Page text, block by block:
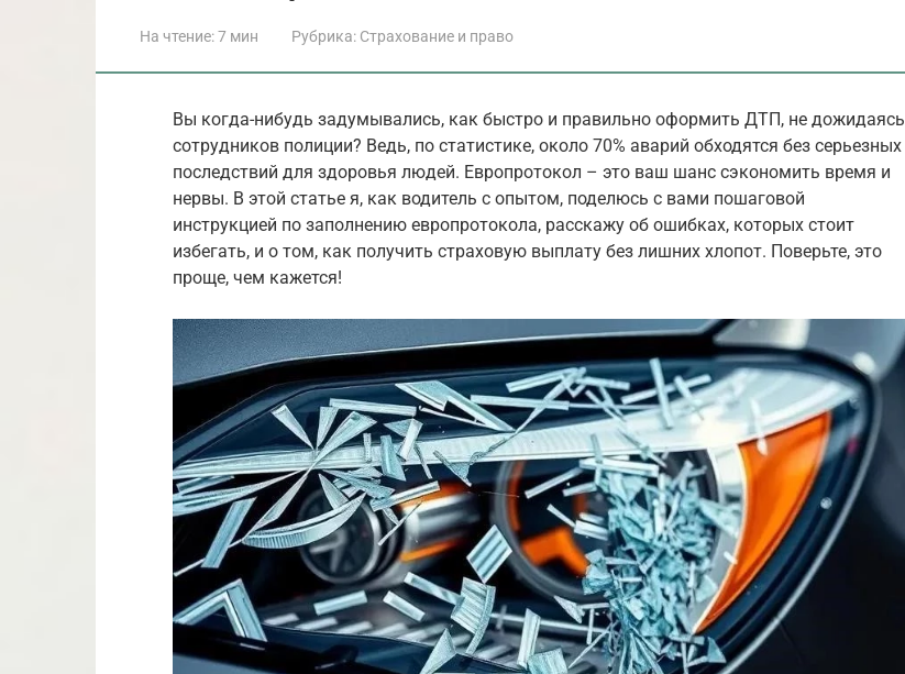
На чтение:7 мин Рубрика: Страхование и право
Вы когда-нибудь задумывались, как быстро и правильно оформить ДТП, не дожидаясь
сотрудников полиции? Ведь, по статистике, около 70% аварий обходятся без серьезных
последствий для здоровья людей. Европротокол – это ваш шанс сэкономить время и
нервы. В этой статье я, как водитель с опытом, поделюсь с вами пошаговой
инструкцией по заполнению европротокола, расскажу об ошибках, которых стоит
избегать, и о том, как получить страховую выплату без лишних хлопот. Поверьте, это
проще, чем кажется!